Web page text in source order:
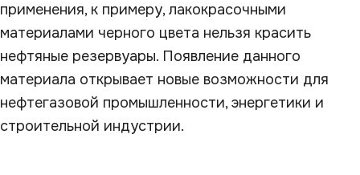
применения, к примеру, лакокрасочными
материалами черного цвета нельзя красить
нефтяные резервуары. Появление данного
материала открывает новые возможности для
нефтегазовой промышленности, энергетики и
строительной индустрии.